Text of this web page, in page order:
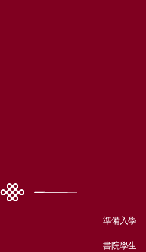
準備入學
書院學生